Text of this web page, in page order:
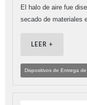
El halo de aire fue
secado de materiales
LEER +
Dispositivos de Entrega de